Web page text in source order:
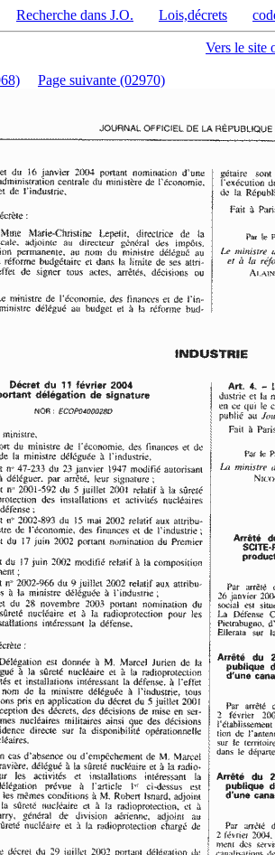
Recherche dans J.O. Lois,décrets
Vers le site
Page suivante (02970)